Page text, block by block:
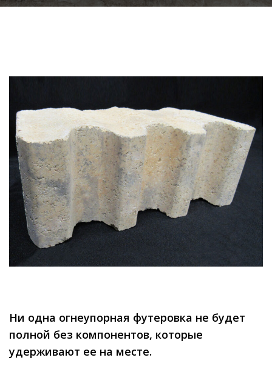
Ни одна огнеупорная футеровка не будет
полной без компонентов, которые
удерживают ее на месте.